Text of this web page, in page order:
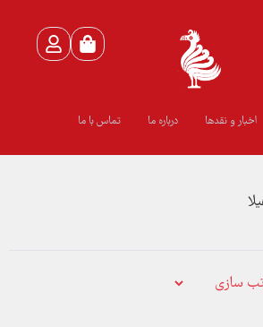
اخبار و نقدها درباره ما تماس با ما